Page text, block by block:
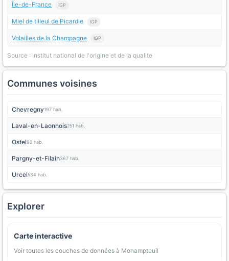
Île-de-France IGP
Miel de tilleul de Picardie IGP
Volailles de la Champagne IGP
Source : Institut national de l'origine et de la qualite
Communes voisines
Chevregny197 hab.
Laval-en-Laonnois251 hab.
Ostel92 hab.
Pargny-et-Filain367 hab.
Urcel534 hab.
Explorer
Carte interactive
Voir toutes les couches de données à Monampteuil